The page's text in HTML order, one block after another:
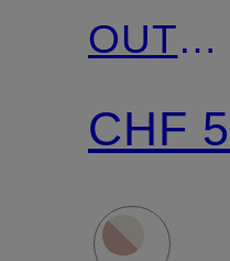
OUT
OF
CHF